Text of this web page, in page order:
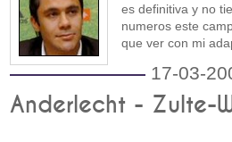
es definitiva y no
numeros este
que ver con mi
17-03-
Anderlecht - Zulte-